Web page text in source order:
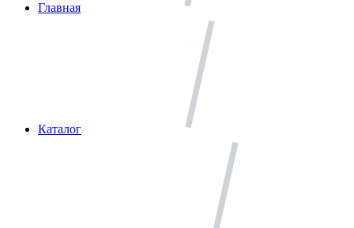
Главная
Каталог